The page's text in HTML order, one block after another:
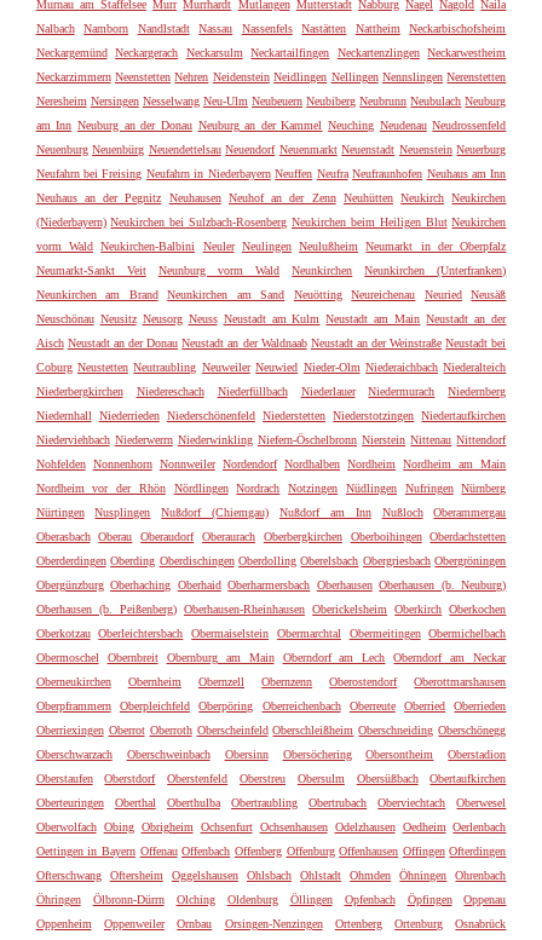
Murnau am Staffelsee Murr Murrhardt Mutlangen Mutterstadt Nabburg Nagel Nagold Naila
Nalbach
Namborn Nandlstadt Nassau Nassenfels Nastätten Nattheim
Neckarbischofsheim
Neckargemünd Neckargerach Neckarsulm Neckartailfingen Neckartenzlingen Neckarwestheim
Neckarzimmern Neenstetten Nehren Neidenstein Neidlingen Nellingen Nennslingen Nerenstetten
Neresheim Nersingen Nesselwang Neu-Ulm Neubeuern Neubiberg Neubrunn Neubulach Neuburg
am Inn Neuburg an der Donau Neuburg an der Kammel Neuching Neudenau Neudrossenfeld
Neuenburg Neuenbürg Neuendettelsau Neuendorf Neuenmarkt Neuenstadt Neuenstein Neuerburg
Neufahrn bei Freising Neufahrn in Niederbayern Neuffen Neufra Neufraunhofen Neuhaus am Inn
Neuhaus an der Pegnitz
Neuhausen Neuhof an der Zenn Neuhütten Neukirch Neukirchen
(Niederbayern) Neukirchen bei Sulzbach-Rosenberg Neukirchen beim Heiligen Blut Neukirchen
vorm Wald Neukirchen-Balbini Neuler Neulingen Neulußheim
Neumarkt in der Oberpfalz
Neumarkt-Sankt Veit
Neunburg vorm Wald Neunkirchen
Neunkirchen (Unterfranken)
Neunkirchen am Brand
Neunkirchen am Sand Neuötting Neureichenau Neuried
Neusäß
Neuschönau Neusitz Neusorg Neuss Neustadt am Kulm Neustadt am Main Neustadt an der
Aisch Neustadt an der Donau Neustadt an der Waldnaab Neustadt an der Weinstraße Neustadt bei
Coburg Neustetten Neutraubling Neuweiler Neuwied Nieder-Olm Niederaichbach Niederalteich
Niederbergkirchen
Niedereschach Niederfüllbach Niederlauer Niedermurach
Niedernberg
Niedernhall
Niederrieden Niederschönenfeld Niederstetten Niederstotzingen Niedertaufkirchen
Niederviehbach Niederwerrn Niederwinkling Niefern-Öschelbronn Nierstein Nittenau Nittendorf
Nohfelden Nonnenhorn Nonnweiler Nordendorf Nordhalben Nordheim
Nordheim am Main
Nordheim vor der Rhön
Nördlingen Nordrach Notzingen Nüdlingen Nufringen
Nürnberg
Nürtingen
Nusplingen Nußdorf (Chiemgau) Nußdorf am Inn Nußloch
Oberammergau
Oberasbach
Oberau Oberaudorf Oberaurach Oberbergkirchen Oberboihingen
Oberdachstetten
Oberderdingen Oberding Oberdischingen Oberdolling Oberelsbach Obergriesbach Obergröningen
Obergünzburg Oberhaching Oberhaid Oberharmersbach Oberhausen Oberhausen (b. Neuburg)
Oberhausen (b. Peißenberg) Oberhausen-Rheinhausen Oberickelsheim Oberkirch Oberkochen
Oberkotzau
Oberleichtersbach Obermaiselstein Obermarchtal Obermeitingen
Obermichelbach
Obermoschel
Obernbreit Obernburg am Main Oberndorf am Lech
Oberndorf am Neckar
Oberneukirchen
Obernheim Obernzell Obernzenn Oberostendorf
Oberottmarshausen
Oberpframmern
Oberpleichfeld Oberpöring Oberreichenbach Oberreute Oberried
Oberrieden
Oberriexingen Oberrot Oberroth Oberscheinfeld Oberschleißheim Oberschneiding Oberschönegg
Oberschwarzach
Oberschweinbach Obersinn Obersöchering Obersontheim
Oberstadion
Oberstaufen
Oberstdorf Oberstenfeld Oberstreu Obersulm Obersüßbach
Obertaufkirchen
Oberteuringen
Oberthal Oberthulba Obertraubling Obertrubach Oberviechtach
Oberwesel
Oberwolfach Obing Obrigheim Ochsenfurt Ochsenhausen Odelzhausen Oedheim Oerlenbach
Oettingen in Bayern Offenau Offenbach Offenberg Offenburg Offenhausen Offingen Ofterdingen
Ofterschwang
Oftersheim Oggelshausen Ohlsbach Ohlstadt Ohmden Öhningen
Ohrenbach
Öhringen
Ölbronn-Dürrn Olching Oldenburg Öllingen Opfenbach Öpfingen
Oppenau
Oppenheim
Oppenweiler Ornbau Orsingen-Nenzingen Ortenberg Ortenburg
Osnabrück